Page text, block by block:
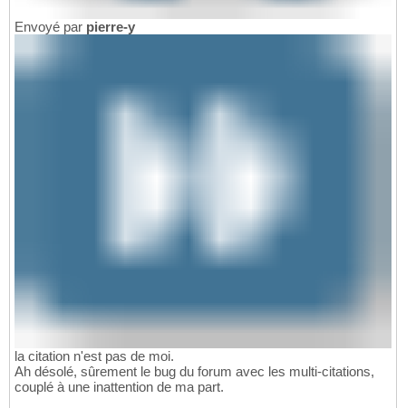
Envoyé par pierre-y
la citation n'est pas de moi.
Ah désolé, sûrement le bug du forum avec les multi-citations,
couplé à une inattention de ma part.